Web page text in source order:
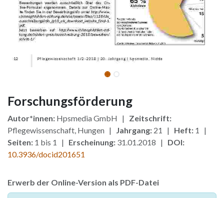
Forschungsförderung
Autor*innen: Hpsmedia GmbH | Zeitschrift:
Pflegewissenschaft, Hungen | Jahrgang: 21 | Heft: 1 |
Seiten: 1 bis 1 | Erscheinung: 31.01.2018 | DOI:
10.3936/docid201651
Erwerb der Online-Version als PDF-Datei